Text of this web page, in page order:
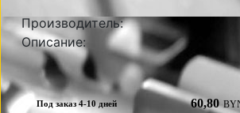
Производитель:
Описание:
Под заказ 4-10 дней 60,80